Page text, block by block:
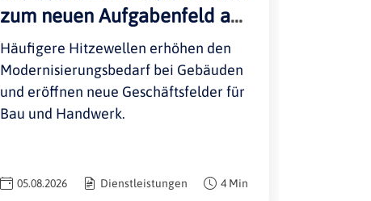
zum neuen Aufgabenfeld am
Bau
Häufigere Hitzewellen erhöhen den
Modernisierungsbedarf bei Gebäuden
und eröffnen neue Geschäftsfelder für
Bau und Handwerk.
05.08.2026 Dienstleistungen 4 Min